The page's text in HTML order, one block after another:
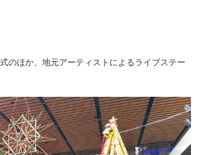
のほか、地元アーティストによるライブステー